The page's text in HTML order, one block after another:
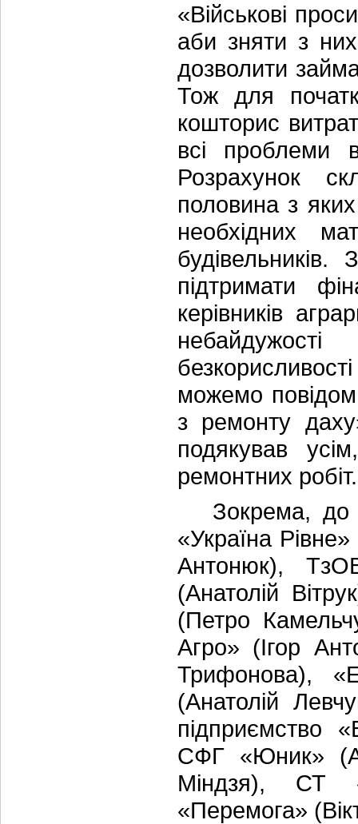
«Військові
аби зняти з
дозволити
Тож для
кошторис
всі проблеми
Розрахунок
половина з
необхідних
підтримати
керівників
можемо
з ремонту
подякував
ремонтних
Зокрема, до
«Україна
Антонюк),
(Анатолій
(Петро
Агро» (Ігор
Трифонова),
(Анатолій
підприємство
СФГ «Юник»
Міндзя), СТ
«Перемога»